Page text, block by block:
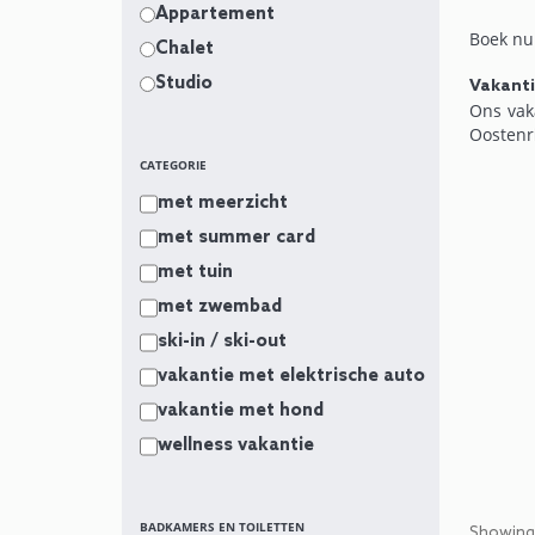
Appartement
Chalet
Studio
CATEGORIE
met meerzicht
met summer card
met tuin
met zwembad
ski-in / ski-out
vakantie met elektrische auto
vakantie met hond
wellness vakantie
BADKAMERS EN TOILETTEN
Boek
Ons
Boek